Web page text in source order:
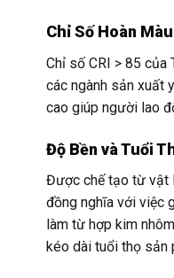
Chỉ Số Hoàn
Chỉ số CRI > 85 của
các ngành sản xuất
cao giúp người lao
Độ Bền và Tuổi
Được chế tạo từ vật
đồng nghĩa với việc
làm từ hợp kim
kéo dài tuổi thọ sản